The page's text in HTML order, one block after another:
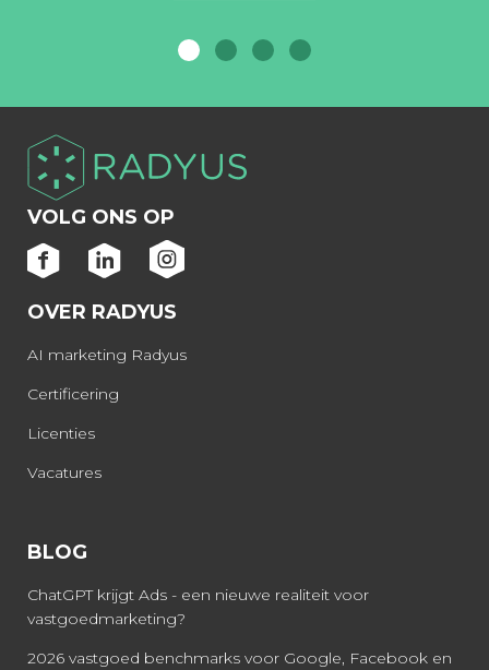
VOLG ONS OP
OVER RADYUS
AI marketing Radyus
Certificering
Licenties
Vacatures
BLOG
ChatGPT krijgt Ads - een nieuwe realiteit voor
vastgoedmarketing?
2026 vastgoed benchmarks voor Google, Facebook en